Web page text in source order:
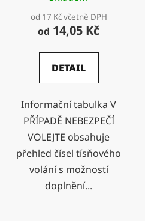
od 17 Kč včetně DPH
od 14,05 Kč
DETAIL
Informační tabulka V
PŘÍPADĚ NEBEZPEČÍ
VOLEJTE obsahuje
přehled čísel tísňového
volání s možností
doplnění...